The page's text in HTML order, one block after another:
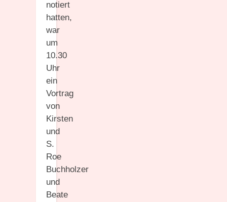
notiert
hatten,
war
um
10.30
Uhr
ein
Vortrag
von
Kirsten
und
S.
Roe
Buchholzer
und
Beate